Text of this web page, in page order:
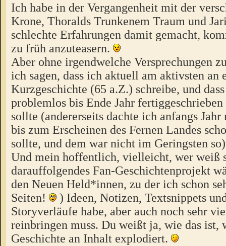
Ich habe in der Vergangenheit mit der
Krone, Thoralds Trunkenem Traum und
schlechte Erfahrungen damit gemacht,
zu früh anzuteasern.
Aber ohne irgendwelche Versprechungen
ich sagen, dass ich aktuell am aktivsten an
Kurzgeschichte (65 a.Z.) schreibe, und
problemlos bis Ende Jahr
sollte (andererseits dachte ich anfangs Jahr
bis zum Erscheinen des Fernen Landes
sollte, und dem war nicht im Geringsten
Und mein hoffentlich, vielleicht, wer weiß
darauffolgendes Fan-Geschichtenprojekt
den Neuen Held*innen, zu der ich schon
Seiten!
) Ideen, Notizen, Textsnippets
Storyverläufe habe, aber auch noch sehr
reinbringen muss. Du weißt ja, wie das ist,
Geschichte an Inhalt explodiert.